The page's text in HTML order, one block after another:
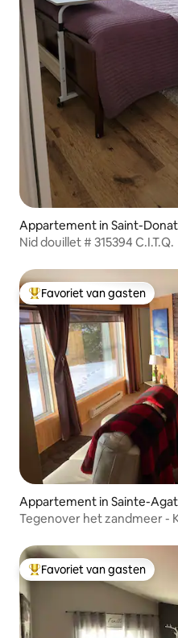
Appartement in Saint-
Nid douillet # 315394 C.I.T.Q.
Topfavoriet van gasten
Favoriet van gasten
Appartement in Sainte-
Tegenover het zandmeer -
Topfavoriet van gasten
Favoriet van gasten